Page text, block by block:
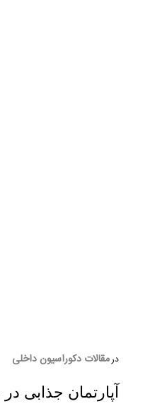
درمقالات دکوراسیون داخلی
آپارتمان جذابی